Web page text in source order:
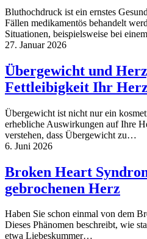
Bluthochdruck ist ein ernstes
Fällen medikamentös behandelt
Situationen, beispielsweise bei
27. Januar 2026
Übergewicht und
Fettleibigkeit Ihr
Übergewicht ist nicht nur ein
erhebliche Auswirkungen auf Ihre
verstehen, dass Übergewicht zu…
6. Juni 2026
Broken Heart
gebrochenen Herz
Haben Sie schon einmal von dem
Dieses Phänomen beschreibt, wie
etwa Liebeskummer…